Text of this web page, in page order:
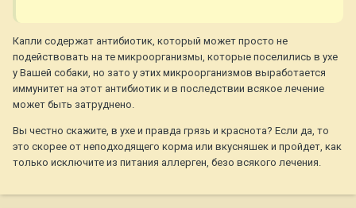
Капли содержат антибиотик, который может просто не
подействовать на те микроорганизмы, которые поселились в ухе
у Вашей собаки, но зато у этих микроорганизмов выработается
иммунитет на этот антибиотик и в последствии всякое лечение
может быть затруднено.
Вы честно скажите, в ухе и правда грязь и краснота? Если да, то
это скорее от неподходящего корма или вкусняшек и пройдет, как
только исключите из питания аллерген, безо всякого лечения.